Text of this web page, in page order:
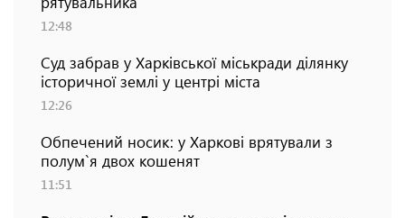
12:48
Суд забрав у Харківської міськради ділянку
історичної землі у центрі міста
12:26
Обпечений носик: у Харкові врятували з
полум`я двох кошенят
11:51